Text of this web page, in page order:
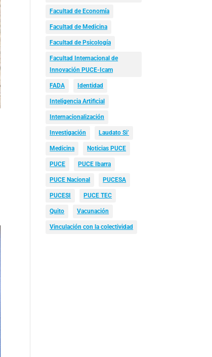
Facultad de Economía
Facultad de Medicina
Facultad de Psicología
Facultad Internacional de
Innovación PUCE-Icam
FADA Identidad
Inteligencia Artificial
Internacionalización
Investigación Laudato Si’
Medicina Noticias PUCE
PUCE PUCE Ibarra
PUCE Nacional PUCESA
PUCESI PUCE TEC
Quito Vacunación
Vinculación con la colectividad